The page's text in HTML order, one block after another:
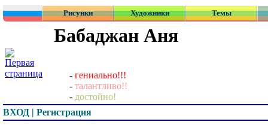
Рисунки Художники Темы
Бабаджан Аня
- гениально!!!
- талантливо!!
- достойно!
ВХОД | Регистрация